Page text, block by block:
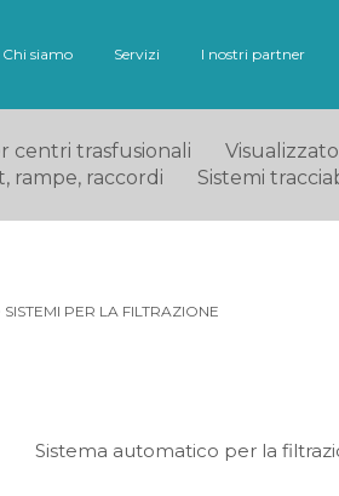
Chi siamo Servizi I nostri partner
centri trasfusionali
rampe, raccordi Sistemi
SISTEMI PER LA FILTRAZIONE
Sistema automatico per la